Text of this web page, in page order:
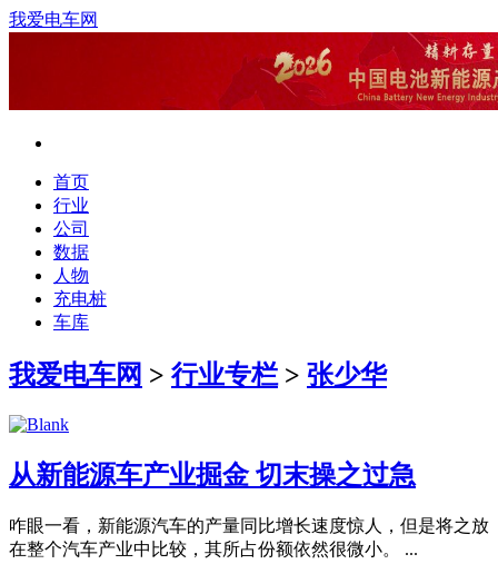
我爱电车网
首页
行业
公司
数据
人物
充电桩
车库
我爱电车网 > 行业专栏> 张少华
从新能源车产业掘金 切末操之过急
咋眼一看，新能源汽车的产量同比增长速度惊人，但是将之放
在整个汽车产业中比较，其所占份额依然很微小。 ...